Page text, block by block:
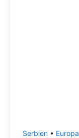
Serbien • Europa